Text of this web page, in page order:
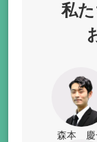
私
森本 慶